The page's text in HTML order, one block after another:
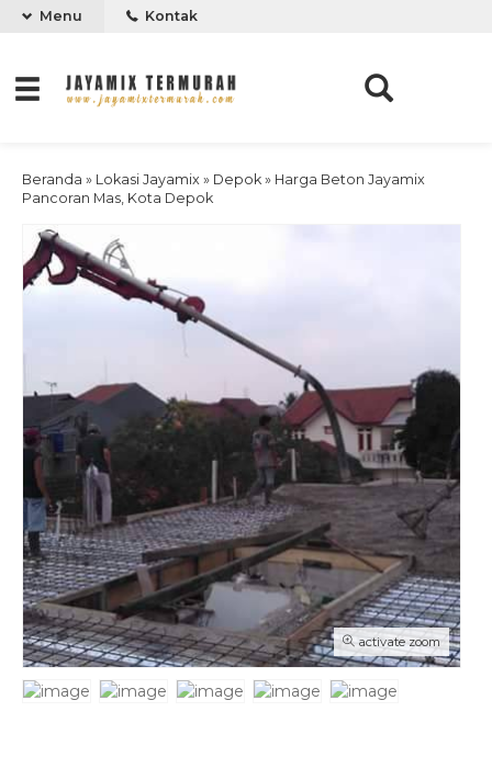
Menu Kontak
Beranda » Lokasi Jayamix » Depok » Harga Beton Jayamix
Pancoran Mas, Kota Depok
activate zoom